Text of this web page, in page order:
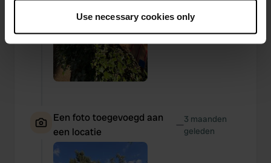
Collect information about your geographical location
which can be accurate to within several meters
Identify your device by actively scanning it for
specific characteristics (fingerprinting)
Find out more about how your personal data is processed
We use cookies to personalise content and ads, to
provide social media features and to analyse our traffic.
We also share information about your use of our site with
Use necessary cookies only
Een foto toegevoegd aan
een locatie
—3 maanden
geleden